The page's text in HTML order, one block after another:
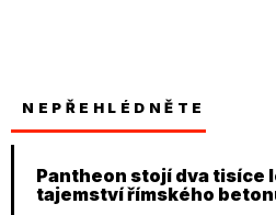
NEPŘEHLÉDNĚTE
Pantheon stojí dva tisíce
tajemství římského